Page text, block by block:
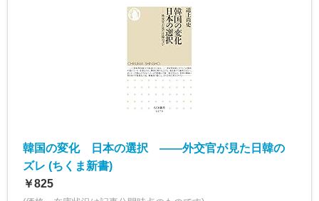
韓国の変化 日本の選択 ――外交官が見た日韓の
ズレ (ちくま新書)
￥825